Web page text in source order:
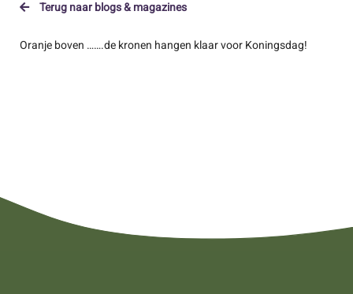
Terug naar blogs & magazines
Oranje boven …….de kronen hangen klaar voor Koningsdag!